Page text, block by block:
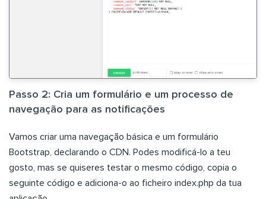
Passo 2: Cria um formulário e um processo de
navegação para as notificações
Vamos criar uma navegação básica e um formulário
Bootstrap, declarando o CDN. Podes modificá-lo a teu
gosto, mas se quiseres testar o mesmo código, copia o
seguinte código e adiciona-o ao ficheiro index.php da tua